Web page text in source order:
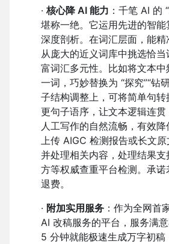
· 核心降 AI 能力 ：千笔 AI 的
堪称一绝。它运用先进的智
深度剖析。在词汇层面，能精
从庞大的近义词库中挑选恰
富词汇多元性。比如将文本中
一词，巧妙替换为 “探究”“钻
子结构调整上，可将简单句
更句子语序，让文本逻辑连
人工写作的自然流畅，有效
上传 AIGC 检测报告或长文
并处理相关内容，处理结果
方等权威查重平台检测。承
退费。
· 附加实用服务 ：作为全网首
AI 改稿服务的平台，服务满
5 分钟就能极速生成万字初稿